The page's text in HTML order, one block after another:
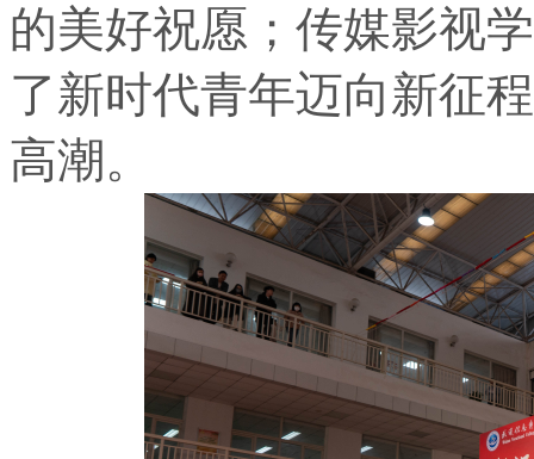
的美好祝愿；传媒影视
了新时代青年迈向新征
高潮。